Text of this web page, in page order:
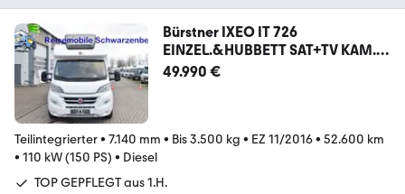
Bürstner IXEO IT 726
EINZEL.&HUBBETT SAT+TV KAM.
150PS+1H
49.990 €
Teilintegrierter• 7.140 mm • Bis 3.500 kg • EZ 11/2016• 52.600 km
• 110 kW (150 PS) • Diesel
TOP GEPFLEGT aus 1.H.